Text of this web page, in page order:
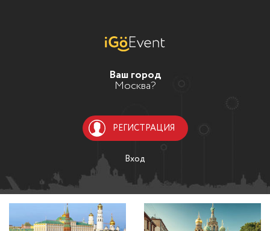
Ваш город
Москва?
РЕГИСТРАЦИЯ
Вход